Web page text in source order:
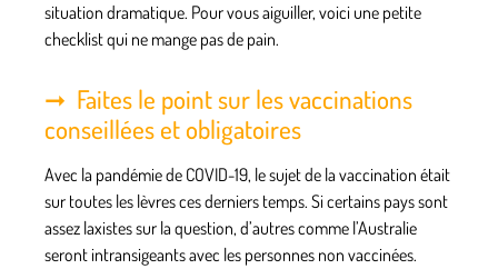
situation dramatique. Pour vous aiguiller, voici une petite
checklist qui ne mange pas de pain.
Faites le point sur les vaccinations
conseillées et obligatoires
Avec la pandémie de COVID-19, le sujet de la vaccination était
sur toutes les lèvres ces derniers temps. Si certains pays sont
assez laxistes sur la question, d’autres comme l’Australie
seront intransigeants avec les personnes non vaccinées.